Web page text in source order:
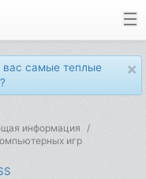
×
вас самые теплые
информация
игр